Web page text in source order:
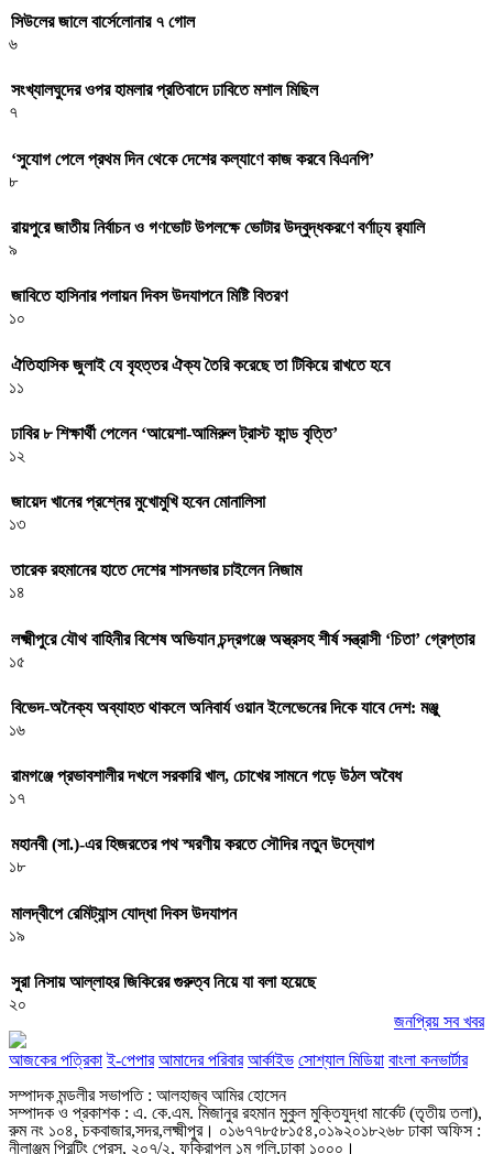
সিউলের জালে বার্সেলোনার ৭ গোল
৬
সংখ্যালঘুদের ওপর হামলার প্রতিবাদে ঢাবিতে মশাল মিছিল
৭
‌‘সুযোগ পেলে প্রথম দিন থেকে দেশের কল্যাণে কাজ করবে বিএনপি’
৮
রায়পুরে জাতীয় নির্বাচন ও গণভোট উপলক্ষে ভোটার উদ্বুদ্ধকরণে বর্ণাঢ্য র‍্যালি
৯
জাবিতে হাসিনার পলায়ন দিবস উদযাপনে মিষ্টি বিতরণ
১০
ঐতিহাসিক জুলাই যে বৃহত্তর ঐক্য তৈরি করেছে তা টিকিয়ে রাখতে হবে
১১
ঢাবির ৮ শিক্ষার্থী পেলেন ‘আয়েশা-আমিরুল ট্রাস্ট ফান্ড বৃত্তি’
১২
জায়েদ খানের প্রশ্নের মুখোমুখি হবেন মোনালিসা
১৩
তারেক রহমানের হাতে দেশের শাসনভার চাইলেন নিজাম
১৪
লক্ষ্মীপুরে যৌথ বাহিনীর বিশেষ অভিযান চন্দ্রগঞ্জে অস্ত্রসহ শীর্ষ সন্ত্রাসী ‘চিতা’ গ্রেপ্তার
১৫
বিভেদ-অনৈক্য অব্যাহত থাকলে অনিবার্য ওয়ান ইলেভেনের দিকে যাবে দেশ: মঞ্জু
১৬
রামগঞ্জে প্রভাবশালীর দখলে সরকারি খাল, চোখের সামনে গড়ে উঠল অবৈধ
১৭
মহানবী (সা.)-এর হিজরতের পথ স্মরণীয় করতে সৌদির নতুন উদ্যোগ
১৮
মালদ্বীপে রেমিট্যান্স যোদ্ধা দিবস উদযাপন
১৯
সুরা নিসায় আল্লাহর জিকিরের গুরুত্ব নিয়ে যা বলা হয়েছে
২০
জনপ্রিয় সব খবর
আজকের পত্রিকা ই-পেপার আমাদের পরিবার আর্কাইভ সোশ্যাল মিডিয়া বাংলা কনভার্টার
সম্পাদক মন্ডলীর সভাপতি : আলহাজ্ব আমির হোসেন
সম্পাদক ও প্রকাশক : এ. কে.এম. মিজানুর রহমান মুকুল মুক্তিযুদ্ধা মার্কেট (তৃতীয় তলা),
রুম নং ১০৪, চকবাজার,সদর,লক্ষ্মীপুর। ০১৬৭৭৮৫৮১৫৪,০১৯২০১৮২৬৮ ঢাকা অফিস :
নীলাঞ্জুম প্রিন্টিং প্রেস, ২০৭/২, ফকিরাপুল ১ম গলি,ঢাকা ১০০০।